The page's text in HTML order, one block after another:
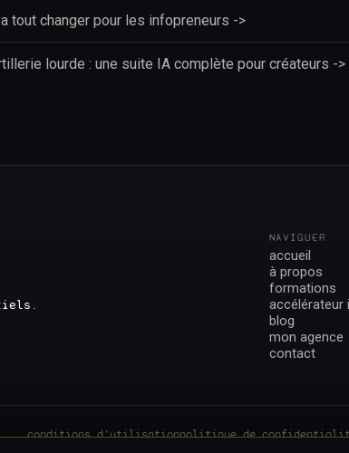
tout changer pour les infopreneurs ->
lourde : une suite IA complète pour créateurs ->
NAVIGUER
accueil
à propos
formations
accélérateur
blog
mon agence
contact
conditions d'utilisationpolitique de